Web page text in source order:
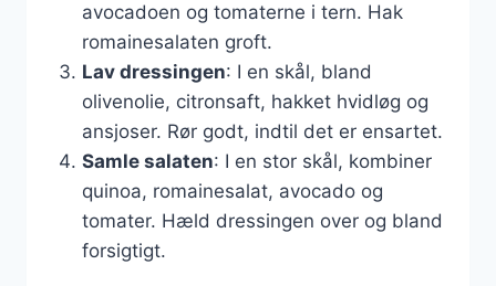
avocadoen og tomaterne i tern. Hak
romainesalaten groft.
Lav dressingen: I en skål, bland
olivenolie, citronsaft, hakket hvidløg og
ansjoser. Rør godt, indtil det er ensartet.
Samle salaten: I en stor skål, kombiner
quinoa, romainesalat, avocado og
tomater. Hæld dressingen over og bland
forsigtigt.